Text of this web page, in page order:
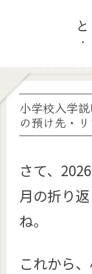
小学校入学
の預け先・
さて、
月の折り
ね。
これから